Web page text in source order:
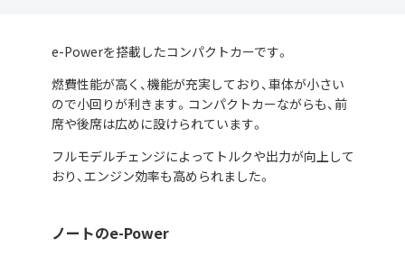
e-Powerを搭載したコンパクトカーです。
燃費性能が高く、機能が充実しており、車体が小さい
ので小回りが利きます。コンパクトカーながらも、前
席や後席は広めに設けられています。
フルモデルチェンジによってトルクや出力が向上して
おり、エンジン効率も高められました。
ノートのe-Power